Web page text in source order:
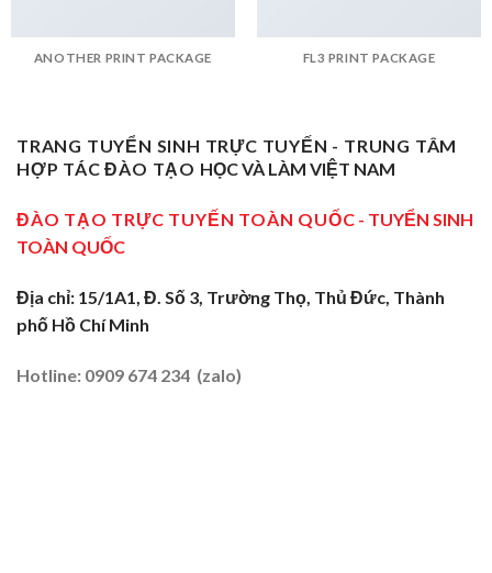
ANOTHER PRINT PACKAGE FL3 PRINT PACKAGE
TRANG TUYỂN SINH TRỰC TUYẾN - TRUNG TÂM
HỢP TÁC ĐÀO TẠO HỌC VÀ LÀM VIỆT NAM
ĐÀO TẠO TRỰC TUYẾN TOÀN QUỐC - TUYỂN SINH
TOÀN QUỐC
Địa chỉ: 15/1A1, Đ. Số 3, Trường Thọ, Thủ Đức, Thành
phố Hồ Chí Minh
Hotline: 0909 674 234 (zalo)